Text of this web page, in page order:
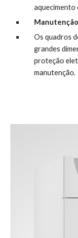
aquecimento
Os quadros
grandes
proteção
manutenção.